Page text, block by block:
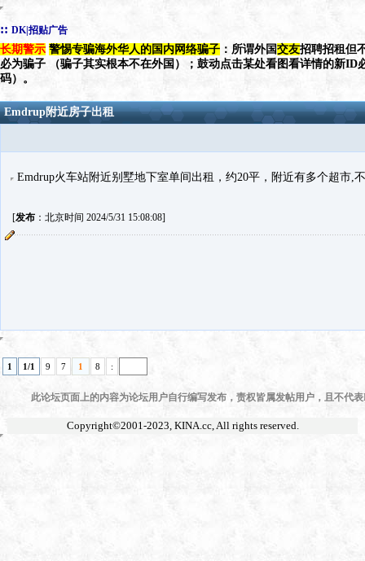
:: DK|招贴广告
长期警示 警惕专骗海外华人的国内网络骗子 ：所谓外国交友招聘招租但
必为骗子 （骗子其实根本不在外国）；鼓动点击某处看图看详情的新ID
码）。
Emdrup附近房子出租
Emdrup火车站附近别墅地下室单间出租，约20平，附近有多个超市,
[发布：北京时间 2024/5/31 15:08:08]
1 1/1 9 7 1 8 :
此论坛页面上的内容为论坛用户自行编写发布，责权皆属发帖用户，且不代
Copyright©2001-2023, KINA.cc, All rights reserved.